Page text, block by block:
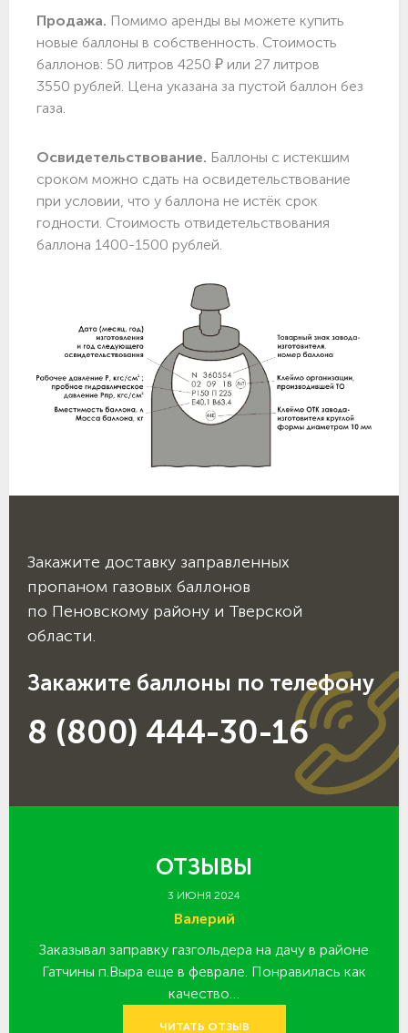
Продажа. Помимо аренды вы можете купить
новые баллоны в собственность. Стоимость
баллонов: 50 литров 4250 ₽ или 27 литров
3550 рублей. Цена указана за пустой баллон без
газа.
Освидетельствование. Баллоны с истекшим
сроком можно сдать на освидетельствование
при условии, что у баллона не истёк срок
годности. Стоимость отвидетельствования
баллона 1400-1500 рублей.
Закажите доставку заправленных
пропаном газовых баллонов
по Пеновскому району и Тверской
области.
Закажите баллоны по телефону
8 (800) 444-30-16
ОТЗЫВЫ
3 ИЮНЯ 2024
Валерий
Заказывал заправку газгольдера на дачу в районе
Гатчины п.Выра еще в феврале. Понравилась как
качество…
ЧИТАТЬ ОТЗЫВ